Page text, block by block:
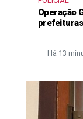
Operação
Há 13